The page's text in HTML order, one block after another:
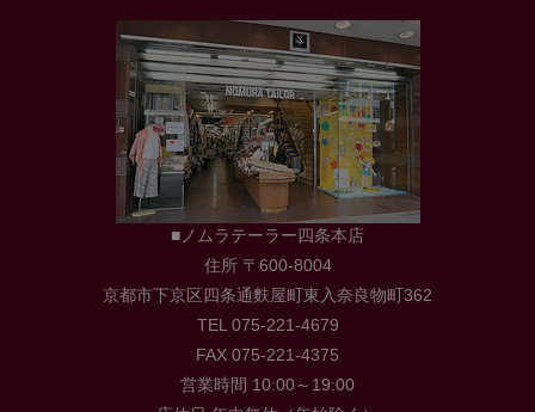
■ノムラテーラー四条本店
住所 〒600-8004
京都市下京区四条通麩屋町東入奈良物町362
TEL 075-221-4679
FAX 075-221-4375
営業時間 10:00～19:00